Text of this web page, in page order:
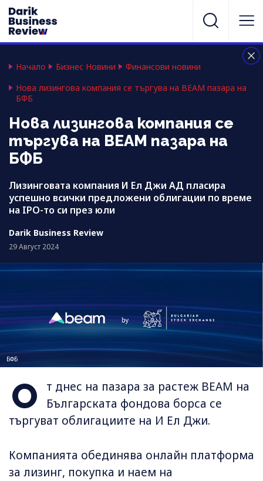
Начало Бизнес Новини
Финансови новини
Нова лизингова компания се търгува на BEAM пазара на
БФБ
Нова лизингова компания се
търгува на BEAM пазара на
БФБ
Лизинговата компания И Ел Джи АД пласира
успешно всички предложени облигации по време
на IPO-то си през юли
Darik Business Review
29 Август 2024
БФБ
О
т днес на пазара за растеж BEAM на
Българската фондова борса се
търгуват облигациите на И Ел Джи.
Компанията обединява онлайн платформа
за лизинг, покупка и наем на